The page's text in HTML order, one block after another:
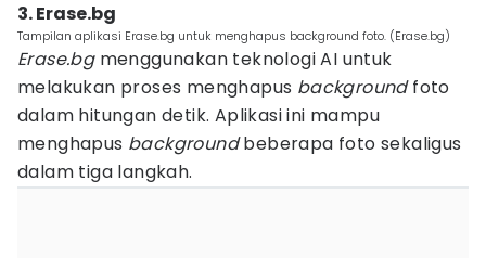
3. Erase.bg
Tampilan aplikasi Erase.bg untuk menghapus background foto. (Erase.bg)
Erase.bgmenggunakan teknologi AI untuk
melakukan proses menghapus backgroundfoto
dalam hitungan detik. Aplikasi ini mampu
menghapus backgroundbeberapa foto sekaligus
dalam tiga langkah.